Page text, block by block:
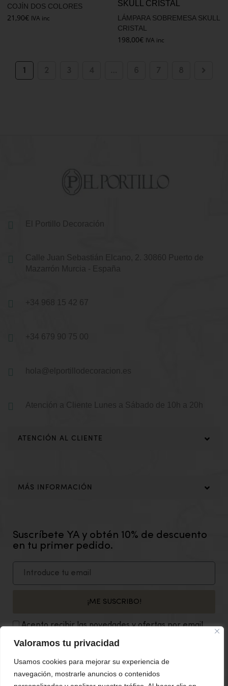
Valoramos tu privacidad
Usamos cookies para mejorar su experiencia de
navegación, mostrarle anuncios o contenidos
COJÍN DOS COLORES
21,90€ IVA inc
LÁMPARA SOBREMESA SKULL
CRISTAL
198,00€ IVA inc
1
El Portillo Decoración
Calle Juan Sebastián Elcano, 2. 30860 Puerto de
Mazarrón
Murcia - España
+34 968 15 42 67
+34 679 90 75 00
hola@elportillodecoracion.es
Atención a Cliente Lunes a Sábado de 10h a 20h
ATENCIÓN AL CLIENTE
MÁS INFORMACIÓN
Suscríbete YA y obtén 10% de descuento
en tu primer pedido.
Acepto recibir las novedades y ofertas por email.
¡ME SUSCRIBO!
SÍGUENOS EN NUESTRAS REDES SOCIALES